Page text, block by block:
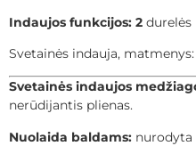
Indaujos funkcijos: 2 durelės
Svetainės indauja, matmenys:
Svetainės indaujos
nerūdijantis plienas.
Nuolaida baldams: nurodyta